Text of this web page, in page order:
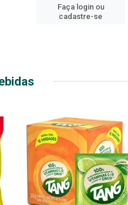
Faça login ou
cadastre-se